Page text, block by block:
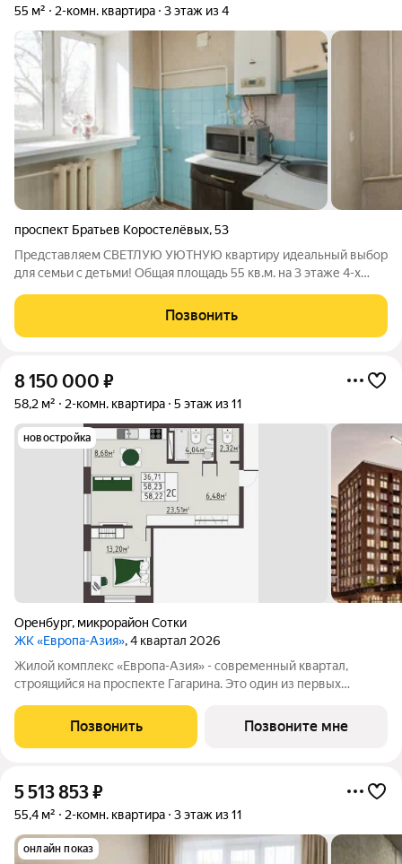
55 м² 2-комн. квартира 3 этаж из 4
проспект Братьев Коростелёвых,53
Представляем СВЕТЛУЮ УЮТНУЮ квартиру идеальный выбор
для семьи с детьми! Общая площадь 55 кв.м. на 3 этаже 4-х
очень тепло! Преимущества: - Планировка: отдельные
комнаты и возможность
Позвонить
8 150 000 ₽
58,2 м² 2-комн. квартира 5 этаж из 11
новостройка
Оренбург, микрорайон Сотки
ЖК «Европа-Азия», 4 квартал 2026
Жилой комплекс «Европа-Азия» - современный квартал,
строящийся на проспекте Гагарина. Это один из первых
новый подход к проектированию и организации жизни по
стандартам комплексного развития
Позвонить Позвоните мне
5 513 853₽
55,4 м² 2-комн. квартира 3 этаж из 11
онлайн показ